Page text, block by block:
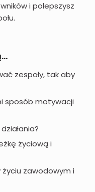
i polepszysz
zespoły, tak aby
sposób motywacji
życiową i
zawodowym i